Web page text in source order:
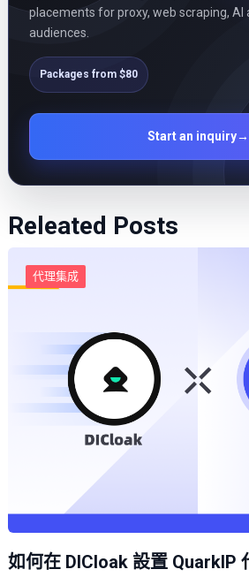
placements for proxy, web scraping, AI
audiences.
Packages from $80
Start an inquiry→
Releated Posts
代理集成
如何在 DICloak 設置 QuarkIP